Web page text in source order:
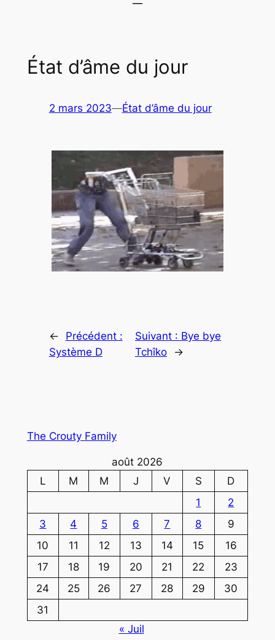
État d’âme du jour
2 mars 2023—État d’âme du jour
←
Précédent :
Système D
Suivant : Bye bye
Tchîko
→
The Crouty Family
août 2026
L
M M J V S
D
1
2
3
4 5 6 7 8
9
10
11 12 13 14 15
16
17
18 19 20 21 22
23
24
25 26 27 28 29
30
31
« Juil